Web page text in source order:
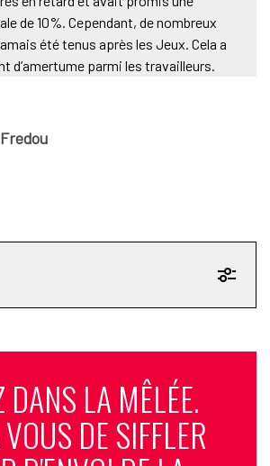
de 10%. Cependant, de nombreux
été tenus après les Jeux. Cela a
d’amertume parmi les travailleurs.
DANS LA MÊLÉE.
DE SIFFLER